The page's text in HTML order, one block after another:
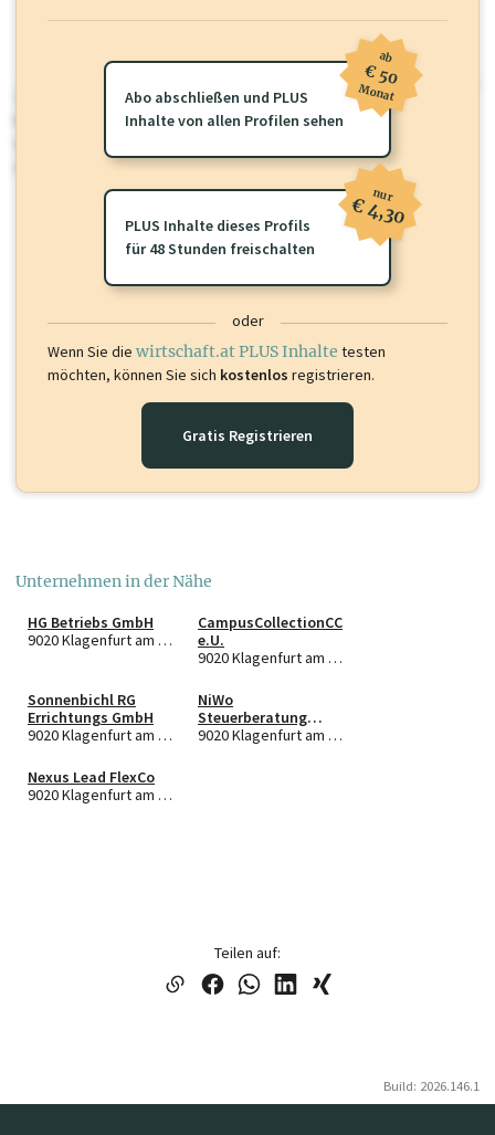
wirtschaft.at PLUS
Für dieses Profil gibt es zusätzlichewirtschaft.at PLUS Inhalte
oder loggen Sie sich ein um diese Inhalte zu sehen.
Abo abschließen und PLUS
Inhalte von allen Profilen sehen
ab
€ 50
Monat
PLUS Inhalte dieses Profils
für 48 Stunden freischalten
nur
€ 4,30
oder
Wenn Sie die wirtschaft.at PLUS Inhalte testen
möchten, können Sie sich kostenlos registrieren.
Gratis Registrieren
Unternehmen in der Nähe
HG Betriebs GmbH
9020 Klagenfurt am Wörthersee
CampusCollectionCC
e.U.
9020 Klagenfurt am Wörthersee
Sonnenbichl RG
Errichtungs GmbH
9020 Klagenfurt am Wörthersee
NiWo
Steuerberatung
GmbH
9020 Klagenfurt am Wörthersee
Nexus Lead FlexCo
9020 Klagenfurt am Wörthersee
Teilen auf:
Build: 2026.146.1